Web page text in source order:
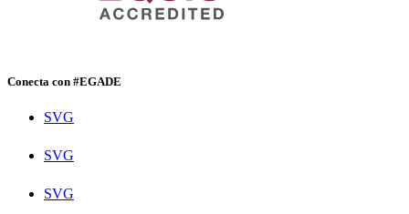
Conecta con #EGADE
SVG
SVG
SVG